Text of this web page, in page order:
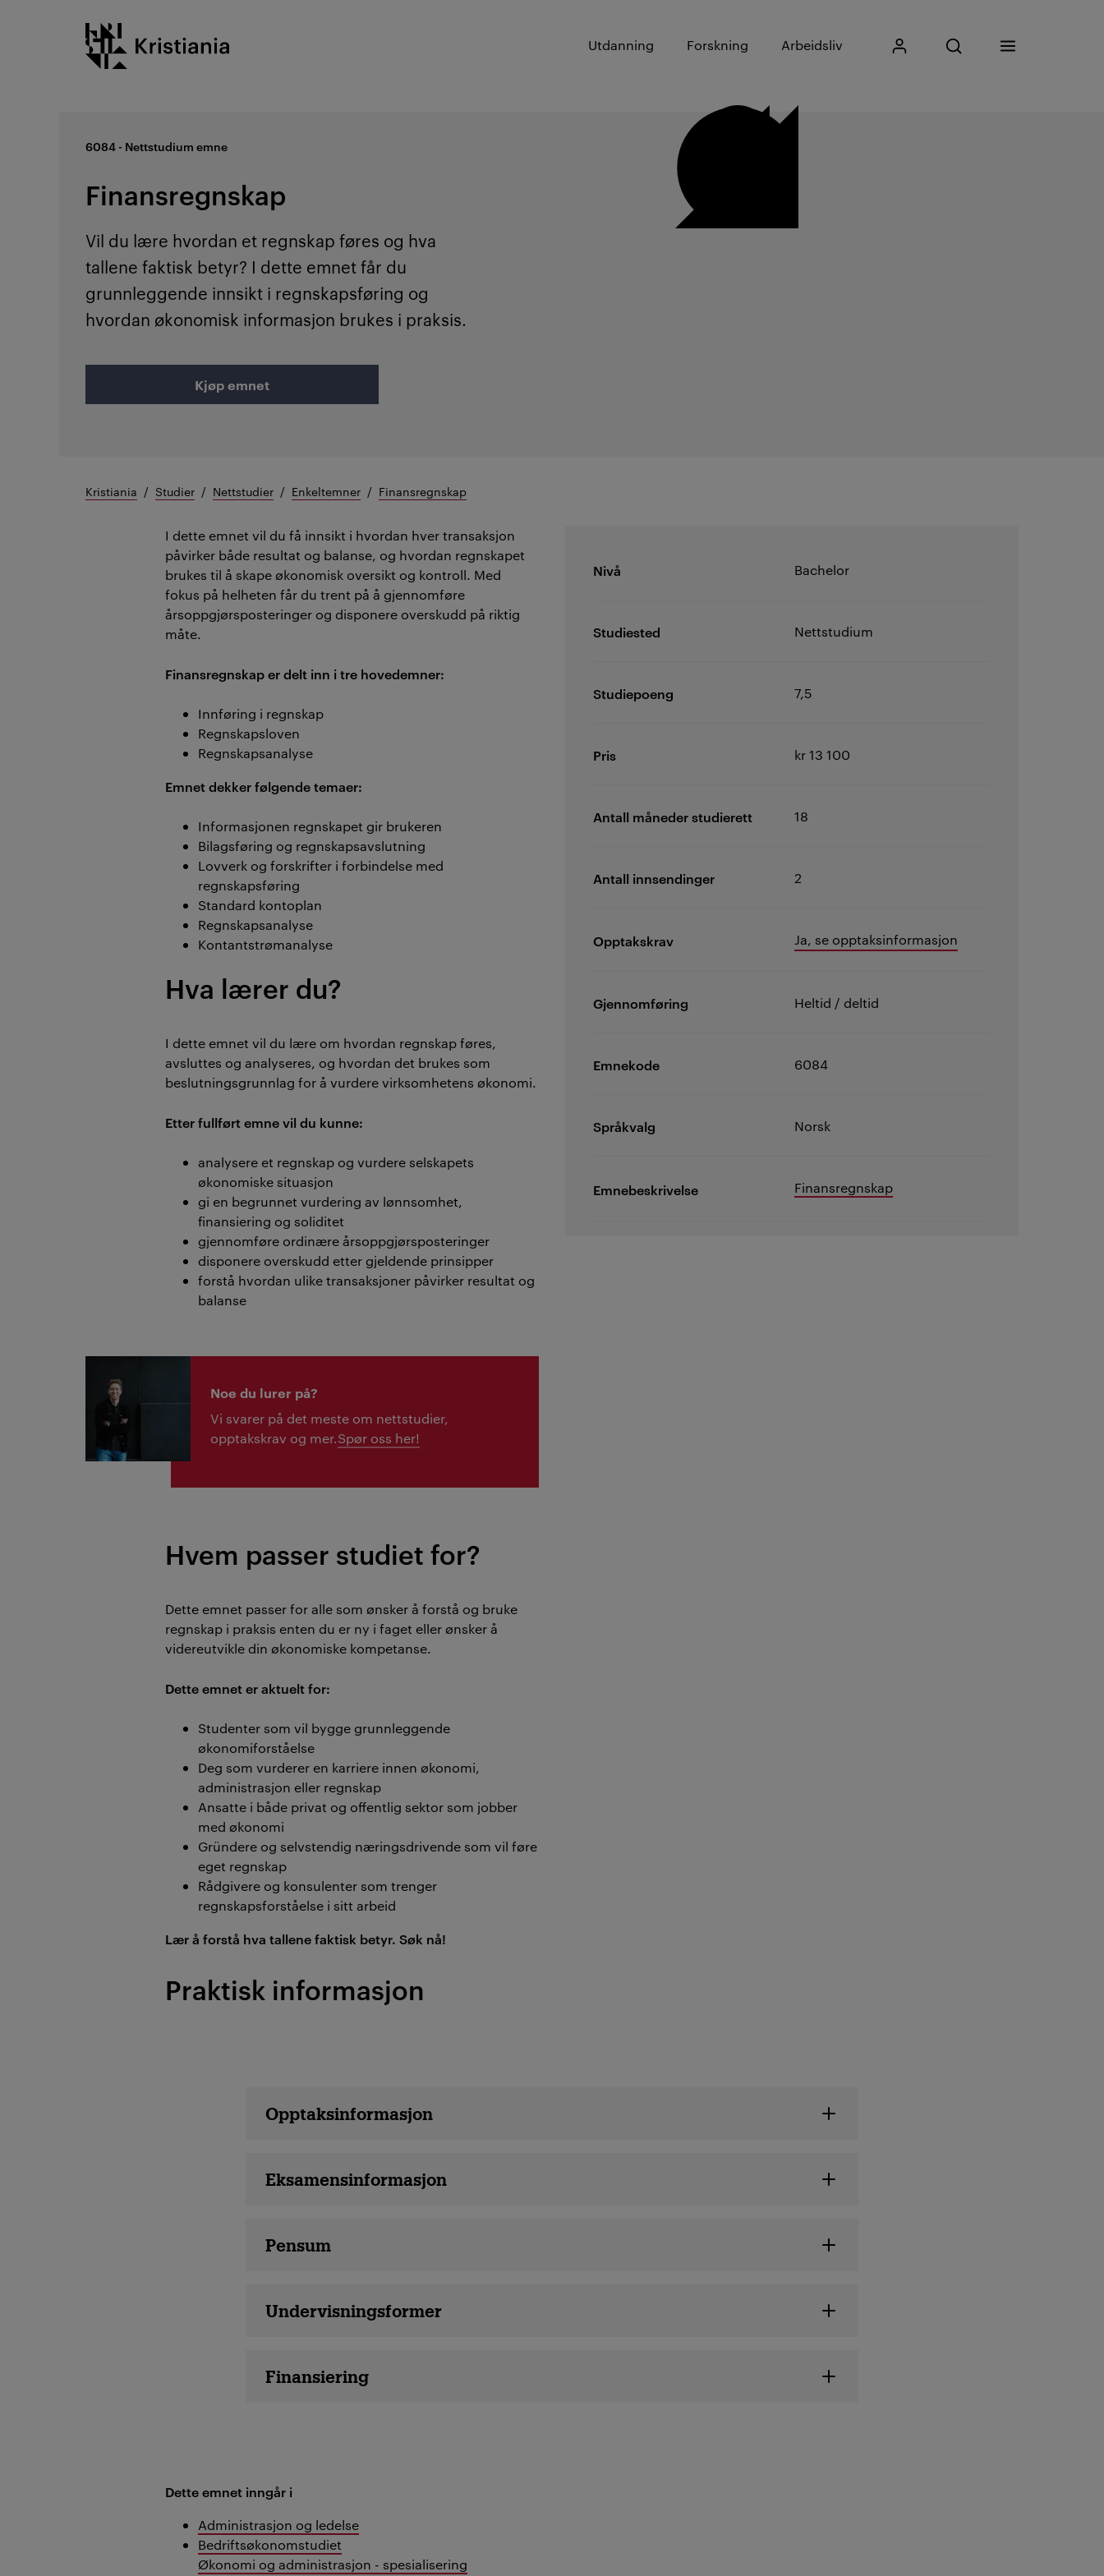
Kristiania logo
Utdanning Forskning Arbeidsliv Mitt KristianiaÅpne søk
Skriv inn søkefrase
Søk
Meny
6084 - Nettstudium emne
Finansregnskap
Vil du lære hvordan et regnskap føres og hva
tallene faktisk betyr? I dette emnet får du
grunnleggende innsikt i regnskapsføring og
hvordan økonomisk informasjon brukes i praksis.
Kjøp emnet
Kristiania Studier Nettstudier Enkeltemner Finansregnskap
Nivå Bachelor
Studiested Nettstudium
Studiepoeng 7,5
Pris kr 13 100
Antall måneder studierett 18
Antall innsendinger 2
Opptakskrav Ja, se opptaksinformasjon
Gjennomføring Heltid / deltid
Emnekode 6084
Språkvalg Norsk
Emnebeskrivelse Finansregnskap
I dette emnet vil du få innsikt i hvordan hver transaksjon
påvirker både resultat og balanse, og hvordan regnskapet
brukes til å skape økonomisk oversikt og kontroll. Med
fokus på helheten får du trent på å gjennomføre
årsoppgjørsposteringer og disponere overskudd på riktig
måte.
Finansregnskap er delt inn i tre hovedemner:
Innføring i regnskap
Regnskapsloven
Regnskapsanalyse
Emnet dekker følgende temaer:
Informasjonen regnskapet gir brukeren
Bilagsføring og regnskapsavslutning
Lovverk og forskrifter i forbindelse med
regnskapsføring
Standard kontoplan
Regnskapsanalyse
Kontantstrømanalyse
Hva lærer du?
I dette emnet vil du lære om hvordan regnskap føres,
avsluttes og analyseres, og hvordan det brukes som
beslutningsgrunnlag for å vurdere virksomhetens økonomi.
Etter fullført emne vil du kunne:
analysere et regnskap og vurdere selskapets
økonomiske situasjon
gi en begrunnet vurdering av lønnsomhet,
finansiering og soliditet
gjennomføre ordinære årsoppgjørsposteringer
disponere overskudd etter gjeldende prinsipper
forstå hvordan ulike transaksjoner påvirker resultat og
balanse
Noe du lurer på?
Vi svarer på det meste om nettstudier,
opptakskrav og mer.Spør oss her!
Hvem passer studiet for?
Dette emnet passer for alle som ønsker å forstå og bruke
regnskap i praksis enten du er ny i faget eller ønsker å
videreutvikle din økonomiske kompetanse.
Dette emnet er aktuelt for:
Studenter som vil bygge grunnleggende
økonomiforståelse
Deg som vurderer en karriere innen økonomi,
administrasjon eller regnskap
Ansatte i både privat og offentlig sektor som jobber
med økonomi
Gründere og selvstendig næringsdrivende som vil føre
eget regnskap
Rådgivere og konsulenter som trenger
regnskapsforståelse i sitt arbeid
Lær å forstå hva tallene faktisk betyr. Søk nå!
Praktisk informasjon
Opptaksinformasjon
Eksamensinformasjon
Pensum
Undervisningsformer
Finansiering
Dette emnet inngår i
Administrasjon og ledelse
Bedriftsøkonomstudiet
Økonomi og administrasjon - spesialisering